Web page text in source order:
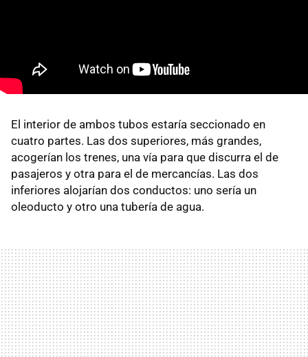
El interior de ambos tubos estaría seccionado en
cuatro partes. Las dos superiores, más grandes,
acogerían los trenes, una vía para que discurra el de
pasajeros y otra para el de mercancías. Las dos
inferiores alojarían dos conductos: uno sería un
oleoducto y otro una tubería de agua.